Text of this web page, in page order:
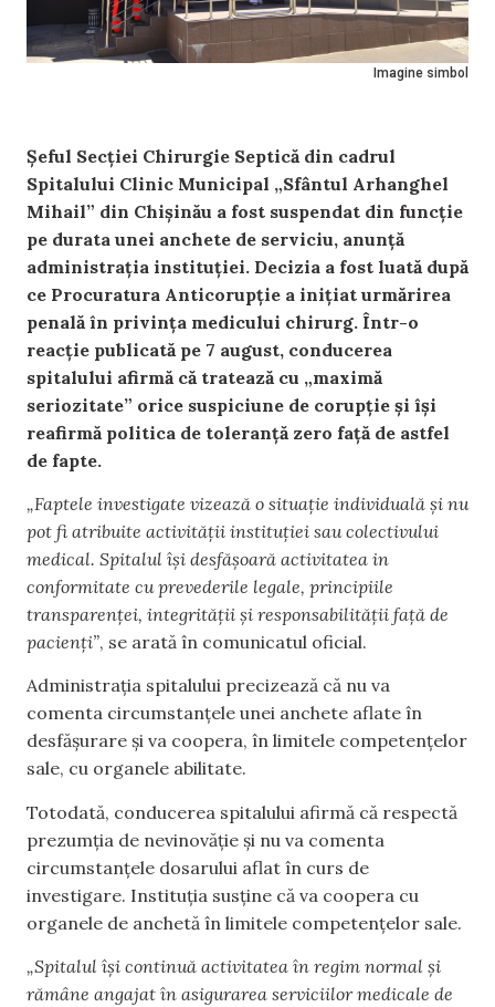
Imagine simbol
Șeful Secției Chirurgie Septică din cadrul
Spitalului Clinic Municipal „Sfântul Arhanghel
Mihail” din Chișinău a fost suspendat din funcție
pe durata unei anchete de serviciu, anunță
administrația instituției. Decizia a fost luată după
ce Procuratura Anticorupție a inițiat urmărirea
penală în privința medicului chirurg. Într-o
reacție publicată pe 7 august, conducerea
spitalului afirmă că tratează cu „maximă
seriozitate” orice suspiciune de corupție și își
reafirmă politica de toleranță zero față de astfel
de fapte.
„Faptele investigate vizează o situație individuală și nu
pot fi atribuite activității instituției sau colectivului
medical. Spitalul își desfășoară activitatea in
conformitate cu prevederile legale, principiile
transparenței, integrității și responsabilității față de
pacienți”, se arată în comunicatul oficial.
Administrația spitalului precizează că nu va
comenta circumstanțele unei anchete aflate în
desfășurare și va coopera, în limitele competențelor
sale, cu organele abilitate.
Totodată, conducerea spitalului afirmă că respectă
prezumția de nevinovăție și nu va comenta
circumstanțele dosarului aflat în curs de
investigare. Instituția susține că va coopera cu
organele de anchetă în limitele competențelor sale.
„Spitalul își continuă activitatea în regim normal și
rămâne angajat în asigurarea serviciilor medicale de